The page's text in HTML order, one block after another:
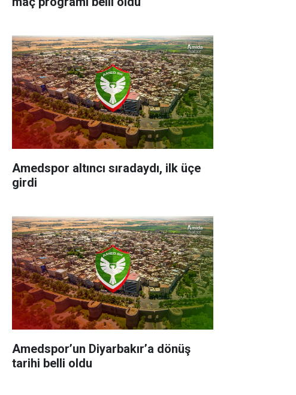
Amedspor altıncı sıradaydı, ilk üçe
girdi
Amedspor’un Diyarbakır’a dönüş
tarihi belli oldu